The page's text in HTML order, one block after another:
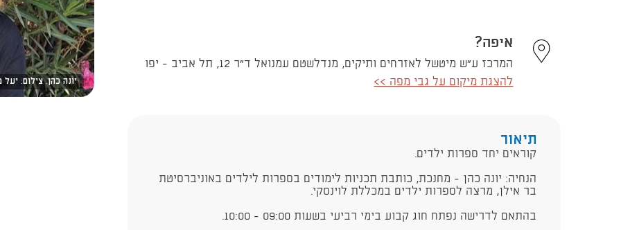
יונה כהן. צילום: יעל
איפה?
המרכז ע"ש מיטשל לאזרחים ותיקים, מנדלשטם עמנואל ד"ר 12, תל אביב - יפו
להצגת מיקום על גבי מפה >>
תיאור
קוראים יחד ספרות ילדים.
הנחיה: ​יונה כהן - מחנכת, כותבת תכניות לימודים בספרות לילדים באוניברסיטת
בר אילן, מרצה לספרות ילדים במכללת לוינסקי.
בהתאם לדרישה נפתח חוג קבוע בימי רביעי בשעות 09:00 - 10:00.